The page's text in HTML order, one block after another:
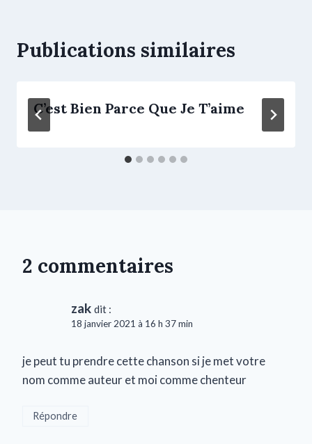
Publications similaires
C’est Bien Parce Que Je T’aime
2 commentaires
zak dit :
18 janvier 2021 à 16 h 37 min
je peut tu prendre cette chanson si je met votre
nom comme auteur et moi comme chenteur
Répondre